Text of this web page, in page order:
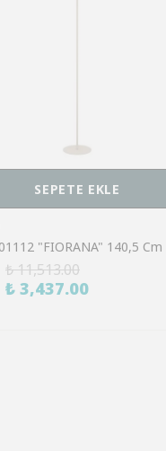
SEPETE EKLE
₺ 11,513.00
₺ 3,437.00